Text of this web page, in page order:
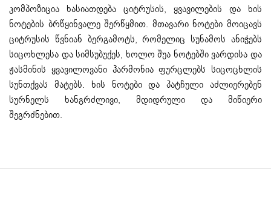
კომპოზიცია ხასიათდება ციტრუსის, ყვავილების და ხის
ნოტების ბრწყინვალე შერწყმით. მთავარი ნოტები მოიცავს
ციტრუსის წვნიან ბერგამოტს, რომელიც სუნამოს ანიჭებს
სიცოხლესა და სიმსუბუქეს, ხოლო შუა ნოტებში ვარდისა და
ჟასმინის ყვავილოვანი ჰარმონია ფურცლებს სიცოცხლის
სუნთქვას მატებს. ხის ნოტები და პატჩული აძლიერებენ
სურნელს ხანგრძლივი, მდიდრული და მიწიერი
შეგრძნებით.